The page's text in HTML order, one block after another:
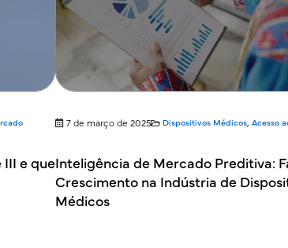
e que
7 de março de 2025 Dispositivos Médicos,Acesso
Inteligência de Mercado Preditiva:
Crescimento na Indústria de
Médicos